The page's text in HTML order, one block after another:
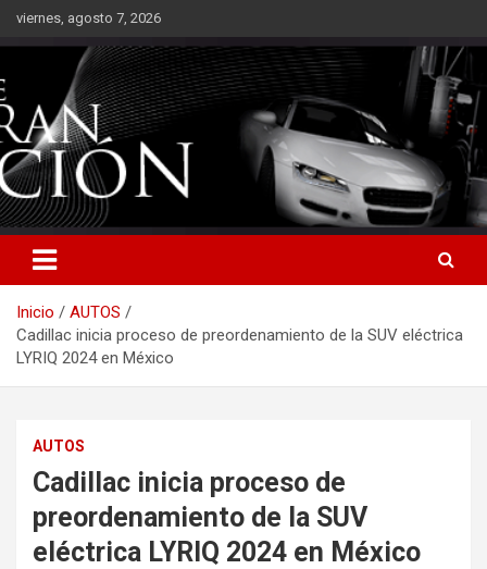
Saltarviernes, agosto 7, 2026
Inicio
AUTOS
Cadillac inicia proceso de preordenamiento de la SUV eléctrica
LYRIQ 2024 en México
AUTOS
Cadillac inicia proceso de
preordenamiento de la SUV
eléctrica LYRIQ 2024 en México